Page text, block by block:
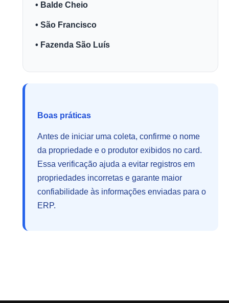
• Balde Cheio
• São Francisco
• Fazenda São Luís
Boas práticas
Antes de iniciar uma coleta, confirme o nome
da propriedade e o produtor exibidos no card.
Essa verificação ajuda a evitar registros em
propriedades incorretas e garante maior
confiabilidade às informações enviadas para o
ERP.